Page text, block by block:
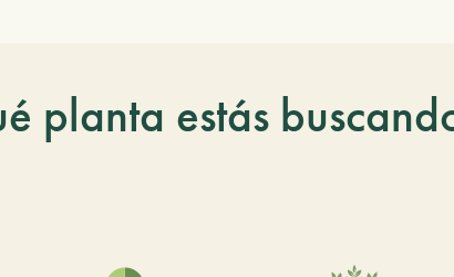
planta estás